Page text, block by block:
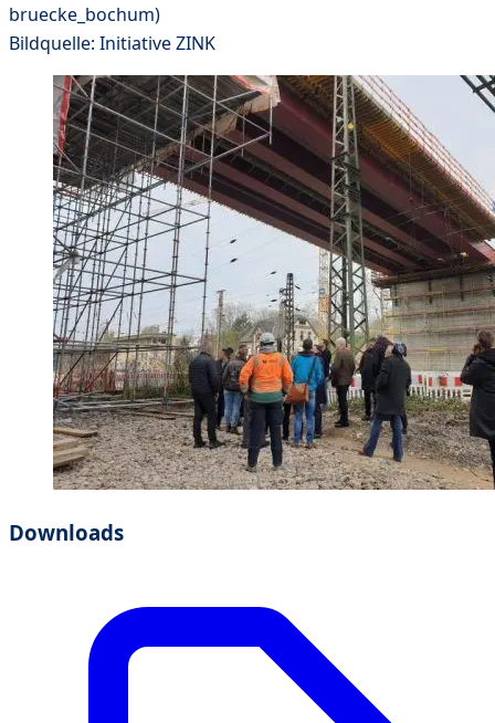
bruecke_bochum)
Bildquelle: Initiative ZINK
Downloads